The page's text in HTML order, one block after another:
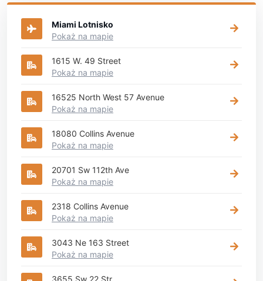
Miami Lotnisko
Pokaż na mapie
1615 W. 49 Street
Pokaż na mapie
16525 North West 57 Avenue
Pokaż na mapie
18080 Collins Avenue
Pokaż na mapie
20701 Sw 112th Ave
Pokaż na mapie
2318 Collins Avenue
Pokaż na mapie
3043 Ne 163 Street
Pokaż na mapie
3655 Sw 22 Str.